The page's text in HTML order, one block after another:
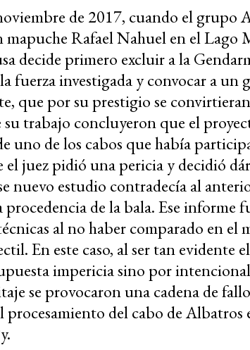
de 2017, cuando el grupo
mapuche Rafael Nahuel en el Lago
decide primero excluir a la
fuerza investigada y convocar a un
que por su prestigio se
su trabajo concluyeron que el
uno de los cabos que había
el juez pidió una pericia y decidió
nuevo estudio contradecía al
procedencia de la bala. Ese informe
al no haber comparado en el
En este caso, al ser tan evidente
impericia sino por
se provocaron una cadena de
procesamiento del cabo de Albatros